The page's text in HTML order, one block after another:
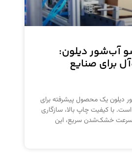
آب‌شور دیلون:
برای صنایع
دیلون یک محصول پیشرفته برای
با کیفیت چاپ بالا، سازگاری
خشک‌شدن سریع، این